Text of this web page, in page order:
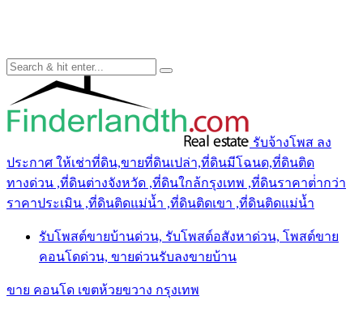
รับจ้างโพส ลง
ประกาศ ให้เช่าที่ดิน,ขายที่ดินเปล่า,ที่ดินมีโฉนด,ที่ดินติด
ทางด่วน ,ที่ดินต่างจังหวัด ,ที่ดินใกล้กรุงเทพ ,ที่ดินราคาต่ํากว่า
ราคาประเมิน ,ที่ดินติดแม่น้ำ ,ที่ดินติดเขา ,ที่ดินติดแม่น้ำ
รับโพสต์ขายบ้านด่วน, รับโพสต์อสังหาด่วน, โพสต์ขาย
คอนโดด่วน, ขายด่วนรับลงขายบ้าน
ขาย คอนโด เขตห้วยขวาง กรุงเทพ